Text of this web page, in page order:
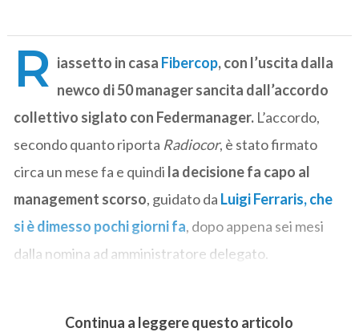
R iassetto in casa Fibercop, con l’uscita dalla
newco di 50 manager sancita dall’accordo
collettivo siglato con Federmanager. L’accordo,
secondo quanto riporta Radiocor, è stato firmato
circa un mese fa e quindi la decisione fa capo al
management scorso, guidato da Luigi Ferraris, che
si è dimesso pochi giorni fa, dopo appena sei mesi
dalla nomina ad amministratore delegato.
Continua a leggere questo articolo